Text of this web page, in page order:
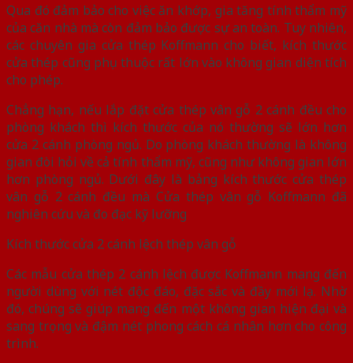
Qua đó đảm bảo cho việc ăn khớp, gia tăng tính thẩm mỹ
của căn nhà mà còn đảm bảo được sự an toàn. Tuy nhiên,
các chuyên gia cửa thép Koffmann cho biết, kích thước
cửa thép cũng phụ thuộc rất lớn vào không gian diện tích
cho phép.
Chẳng hạn, nếu lắp đặt cửa thép vân gỗ 2 cánh đều cho
phòng khách thì kích thước của nó thường sẽ lớn hơn
cửa 2 cánh phòng ngủ. Do phòng khách thường là không
gian đòi hỏi về cả tính thẩm mỹ, cũng như không gian lớn
hơn phòng ngủ. Dưới đây là bảng kích thước cửa thép
vân gỗ 2 cánh đều mà Cửa thép vân gỗ Koffmann đã
nghiên cứu và đo đạc kỹ lưỡng
Kích thước cửa 2 cánh lệch thép vân gỗ
Các mẫu cửa thép 2 cánh lệch được Koffmann mang đến
người dùng với nét độc đáo, đặc sắc và đầy mới lạ. Nhờ
đó, chúng sẽ giúp mang đến một không gian hiện đại và
sang trọng và đậm nét phong cách cá nhân hơn cho công
trình.